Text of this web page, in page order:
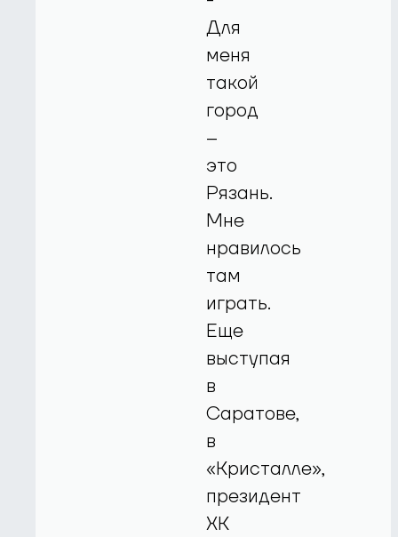
Для
меня
такой
город
–
это
Рязань.
Мне
нравилось
там
играть.
Еще
выступая
в
Саратове,
в
«Кристалле»,
президент
ХК